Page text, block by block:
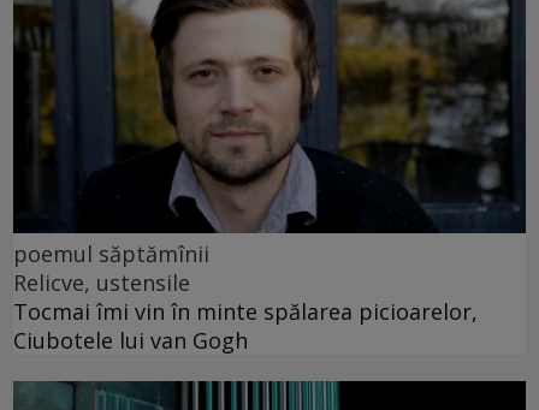
poemul săptămînii
Relicve, ustensile
Tocmai îmi vin în minte spălarea picioarelor,
Ciubotele lui van Gogh